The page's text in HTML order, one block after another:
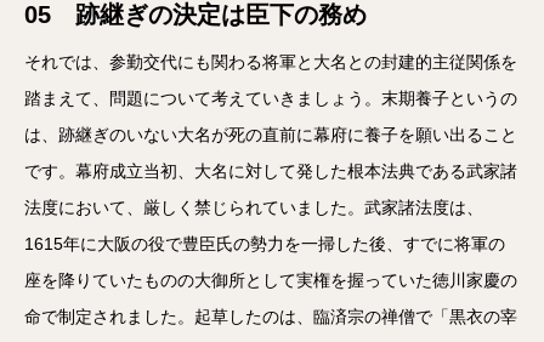
05 跡継ぎの決定は臣下の務め
それでは、参勤交代にも関わる将軍と大名との封建的主従関係を
踏まえて、問題について考えていきましょう。末期養子というの
は、跡継ぎのいない大名が死の直前に幕府に養子を願い出ること
です。幕府成立当初、大名に対して発した根本法典である武家諸
法度において、厳しく禁じられていました。武家諸法度は、
1615年に大阪の役で豊臣氏の勢力を一掃した後、すでに将軍の
座を降りていたものの大御所として実権を握っていた徳川家慶の
命で制定されました。起草したのは、臨済宗の禅僧で「黒衣の宰